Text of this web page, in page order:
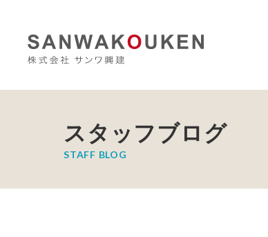
スタッフブログ
STAFF BLOG